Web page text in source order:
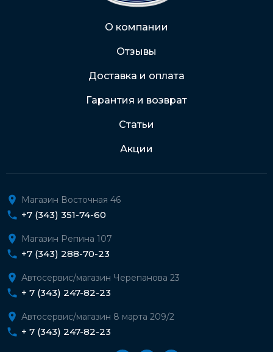
О компании
Отзывы
Доставка и оплата
Гарантия и возврат
Статьи
Акции
Магазин Восточная 46
+7 (343) 351-74-60
Магазин Репина 107
+7 (343) 288-70-23
Автосервис/магазин Черепанова 23
+ 7 (343) 247-82-23
Автосервис/магазин 8 марта 209/2
+ 7 (343) 247-82-23